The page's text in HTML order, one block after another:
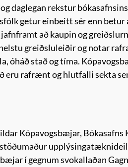
daglegan rekstur
getur einbeitt sér enn
að kaupin og
greiðsluleiðir og notar
óháð stað og tíma.
eru rafrænt og hlutfalli sekta
Kópavogsbæjar,
í gegnum svokallaðan